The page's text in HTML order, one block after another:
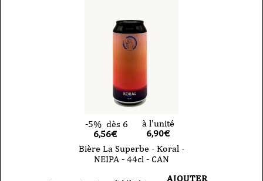
-5% dès 6
6,56€
à l'unité
6,90€
Bière La Superbe - Koral -
NEIPA - 44cl - CAN
AJOUTER